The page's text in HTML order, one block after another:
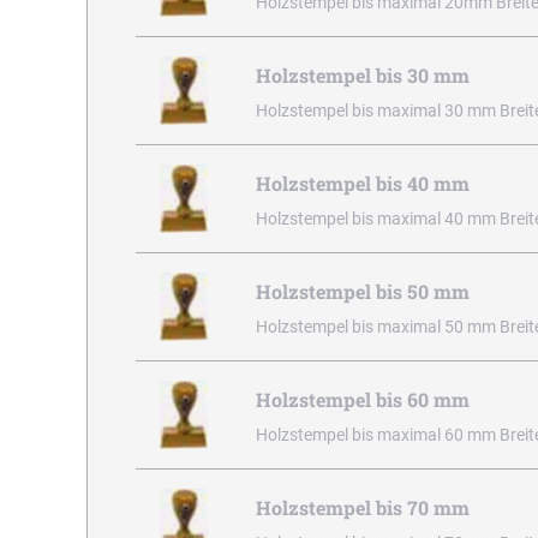
Holzstempel bis 30 mm
Holzstempel bis maximal 30 mm
Holzstempel bis 40 mm
Holzstempel bis maximal 40 mm
Holzstempel bis 50 mm
Holzstempel bis maximal 50 mm
Holzstempel bis 60 mm
Holzstempel bis maximal 60 mm
Holzstempel bis 70 mm